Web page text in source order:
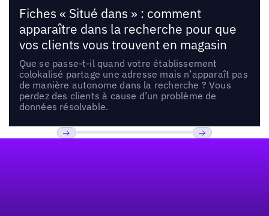
Fiches « Situé dans » : comment
apparaître dans la recherche pour que
vos clients vous trouvent en magasin
Que se passe-t-il quand votre établissement
colokalisé partage une adresse mais n’apparaît pas
de manière autonome dans la recherche ? Vous
perdez des clients à cause d’un problème de
données résolvable.